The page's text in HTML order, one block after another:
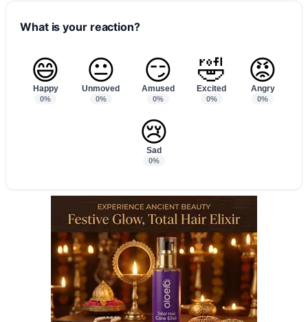
What is your reaction?
😄
Happy
0%
😐
Unmoved
0%
😏
Amused
0%
🤣
Excited
0%
😡
Angry
0%
😢
Sad
0%